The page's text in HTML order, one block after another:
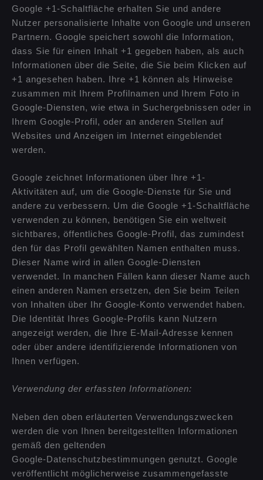
Google +1-Schaltfläche erhalten Sie und andere
Nutzer personalisierte Inhalte von Google und unseren
Partnern. Google speichert sowohl die Information,
dass Sie für einen Inhalt +1 gegeben haben, als auch
Informationen über die Seite, die Sie beim Klicken auf
+1 angesehen haben. Ihre +1 können als Hinweise
zusammen mit Ihrem Profilnamen und Ihrem Foto in
Google-Diensten, wie etwa in Suchergebnissen oder in
Ihrem Google-Profil, oder an anderen Stellen auf
Websites und Anzeigen im Internet eingeblendet
werden.
Google zeichnet Informationen über Ihre +1-
Aktivitäten auf, um die Google-Dienste für Sie und
andere zu verbessern. Um die Google +1-Schaltfläche
verwenden zu können, benötigen Sie ein weltweit
sichtbares, öffentliches Google-Profil, das zumindest
den für das Profil gewählten Namen enthalten muss.
Dieser Name wird in allen Google-Diensten
verwendet. In manchen Fällen kann dieser Name auch
einen anderen Namen ersetzen, den Sie beim Teilen
von Inhalten über Ihr Google-Konto verwendet haben.
Die Identität Ihres Google-Profils kann Nutzern
angezeigt werden, die Ihre E-Mail-Adresse kennen
oder über andere identifizierende Informationen von
Ihnen verfügen.
Verwendung der erfassten Informationen:
Neben den oben erläuterten Verwendungszwecken
werden die von Ihnen bereitgestellten Informationen
gemäß den geltenden
Google-Datenschutzbestimmungen genutzt. Google
veröffentlicht möglicherweise zusammengefasste